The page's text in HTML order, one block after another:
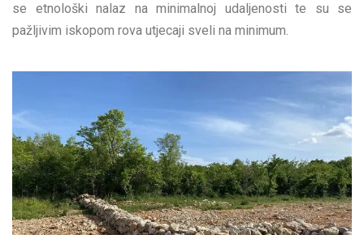
se etnološki nalaz na minimalnoj udaljenosti te su se
pažljivim iskopom rova utjecaji sveli na minimum.